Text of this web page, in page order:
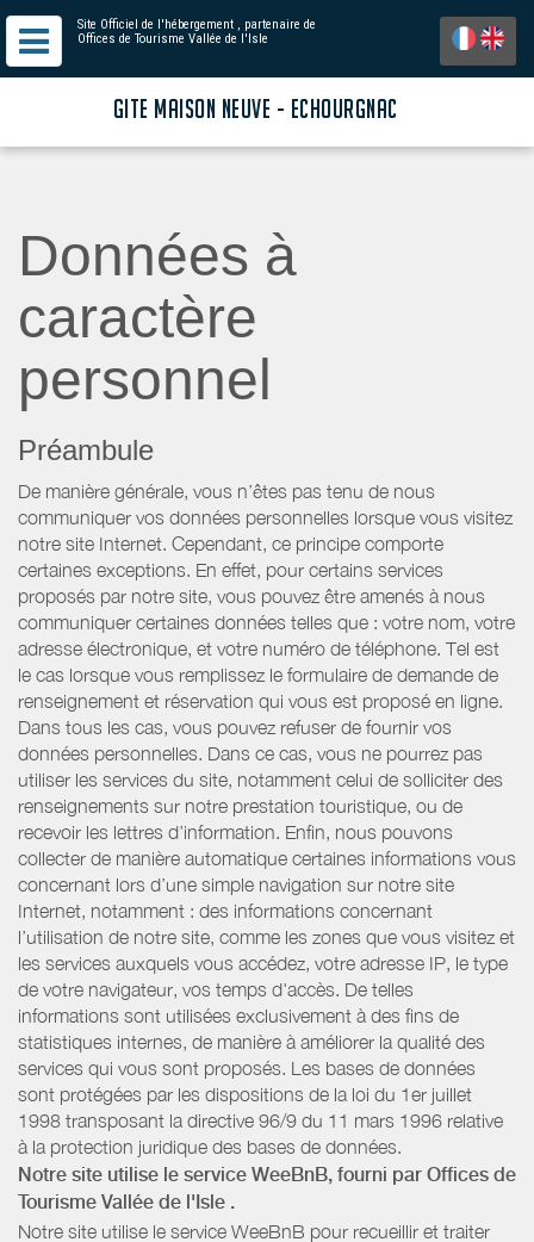
Site Officiel de l'hébergement , partenaire de
Offices de Tourisme Vallée de l'Isle
GITE MAISON NEUVE - ECHOURGNAC
Données à
caractère
personnel
Préambule
De manière générale, vous n’êtes pas tenu de nous
communiquer vos données personnelles lorsque vous visitez
notre site Internet. Cependant, ce principe comporte
certaines exceptions. En effet, pour certains services
proposés par notre site, vous pouvez être amenés à nous
communiquer certaines données telles que : votre nom, votre
adresse électronique, et votre numéro de téléphone. Tel est
le cas lorsque vous remplissez le formulaire de demande de
renseignement et réservation qui vous est proposé en ligne.
Dans tous les cas, vous pouvez refuser de fournir vos
données personnelles. Dans ce cas, vous ne pourrez pas
utiliser les services du site, notamment celui de solliciter des
renseignements sur notre prestation touristique, ou de
recevoir les lettres d’information. Enfin, nous pouvons
collecter de manière automatique certaines informations vous
concernant lors d’une simple navigation sur notre site
Internet, notamment : des informations concernant
l’utilisation de notre site, comme les zones que vous visitez et
les services auxquels vous accédez, votre adresse IP, le type
de votre navigateur, vos temps d'accès. De telles
informations sont utilisées exclusivement à des fins de
statistiques internes, de manière à améliorer la qualité des
services qui vous sont proposés. Les bases de données
sont protégées par les dispositions de la loi du 1er juillet
1998 transposant la directive 96/9 du 11 mars 1996 relative
à la protection juridique des bases de données.
Notre site utilise le service WeeBnB, fourni par Offices de
Tourisme Vallée de l'Isle .
Notre site utilise le service WeeBnB pour recueillir et traiter